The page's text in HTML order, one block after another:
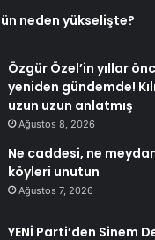
neden yükselişte?
Özgür Özel’in yıllar
yeniden gündemde!
uzun uzun anlatmış
Ağustos 8, 2026
Ne caddesi, ne
köyleri unutun
Ağustos 7, 2026
YENİ Parti’den Sinem